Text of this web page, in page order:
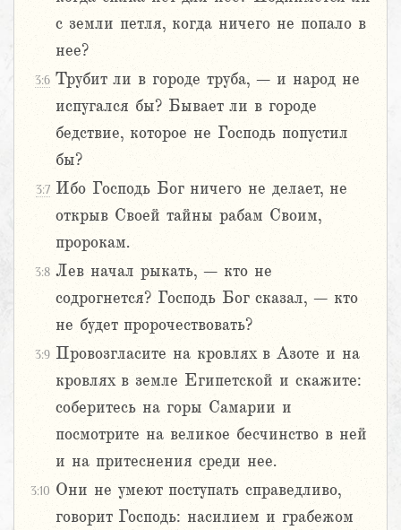
с земли петля, когда ничего не попало в
нее?
3:6 Трубит ли в городе труба, – и народ не
испугался бы? Бывает ли в городе
бедствие, которое не Господь попустил
бы?
3:7 Ибо Господь Бог ничего не делает, не
открыв Своей тайны рабам Своим,
пророкам.
3:8 Лев начал рыкать, – кто не
содрогнется? Господь Бог сказал, – кто
не будет пророчествовать?
3:9 Провозгласите на кровлях в Азоте и на
кровлях в земле Египетской и скажите:
соберитесь на горы Самарии и
посмотрите на великое бесчинство в ней
и на притеснения среди нее.
3:10 Они не умеют поступать справедливо,
говорит Господь: насилием и грабежом